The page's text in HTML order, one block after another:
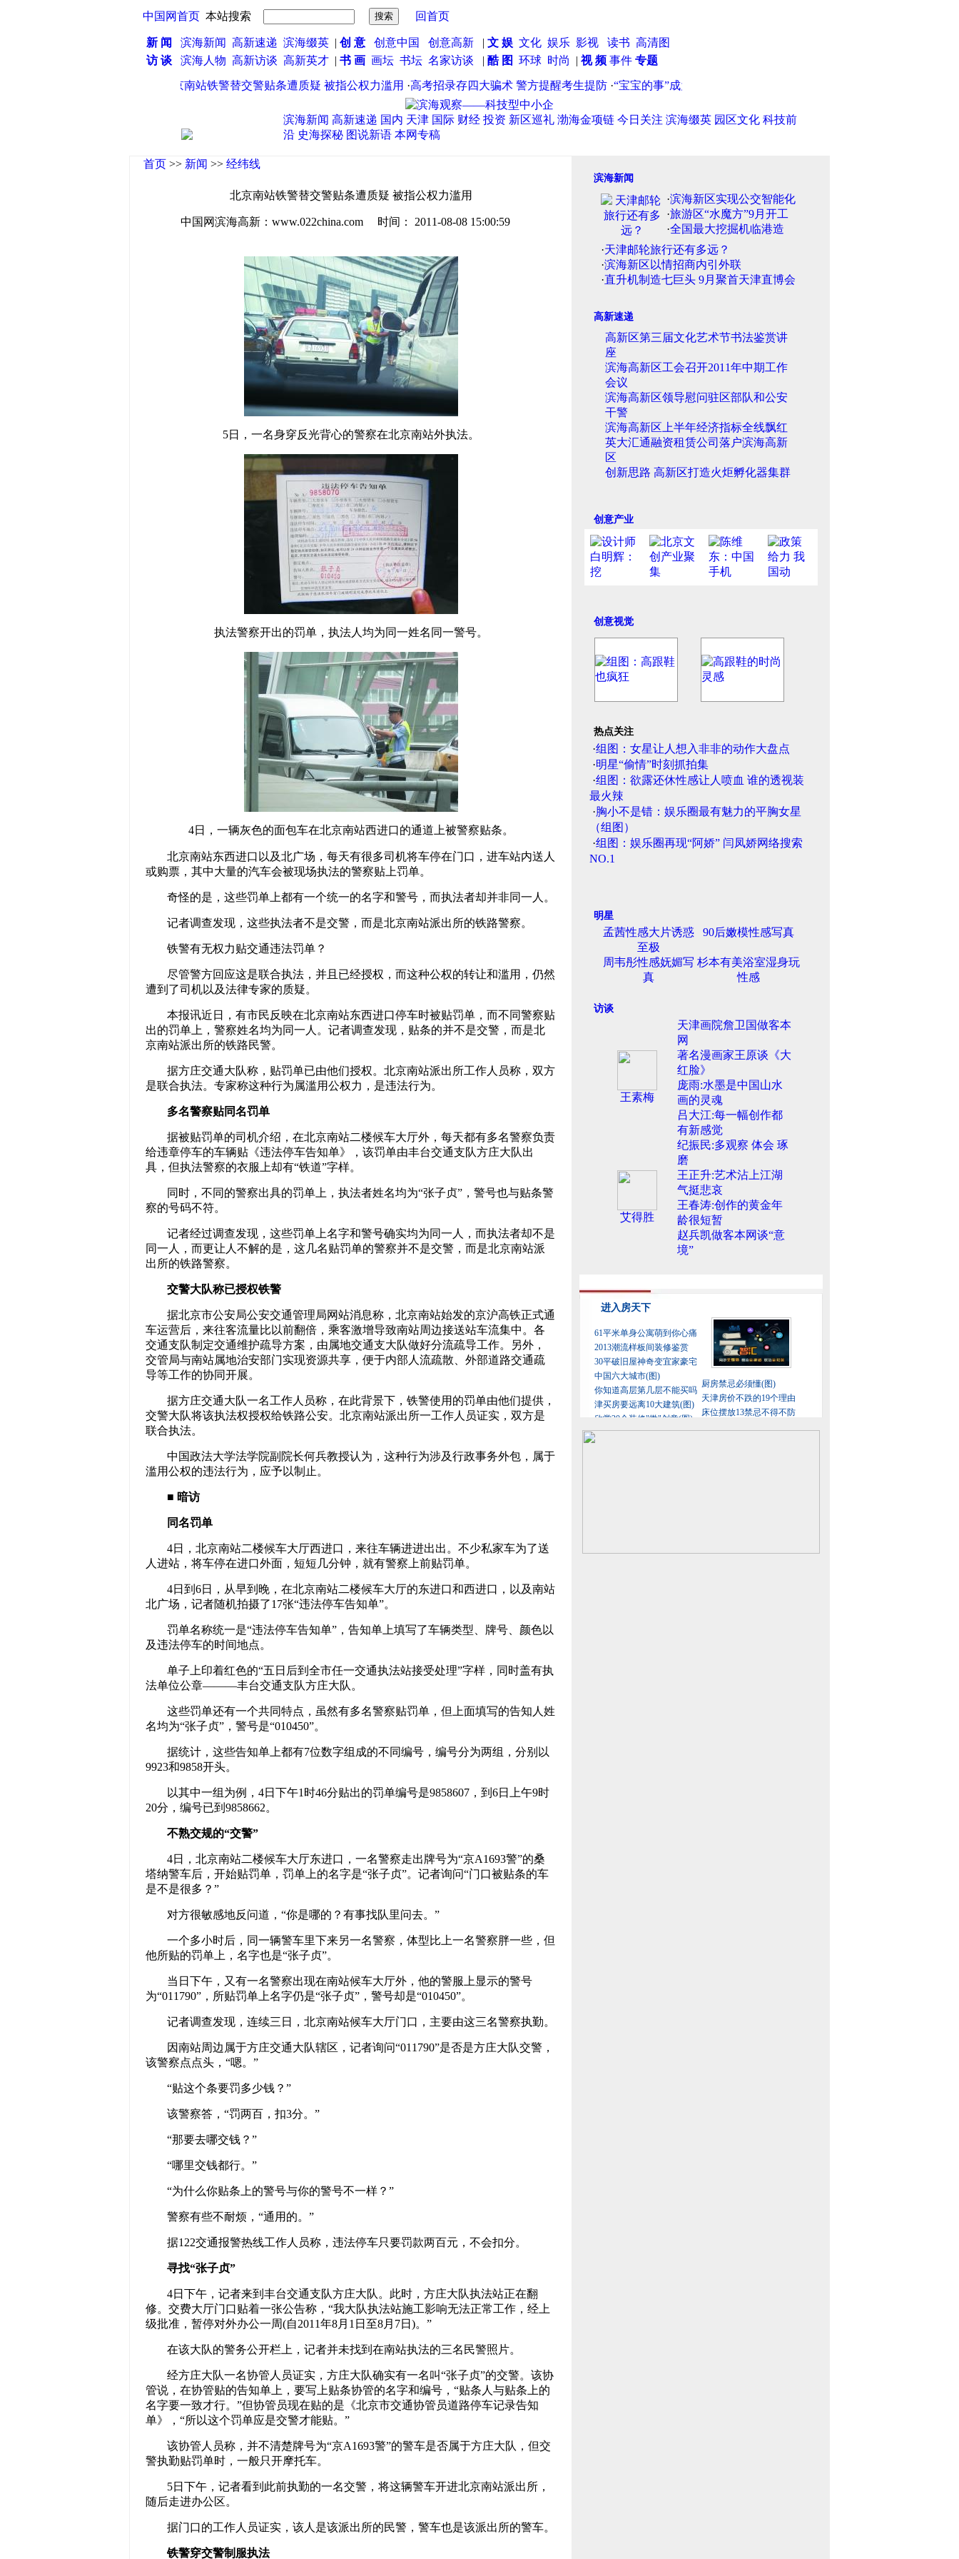
中国网首页 本站搜索 回首页
新 闻 滨海新闻 高新速递 滨海缀英| 创 意 创意中国 创意高新 | 文 娱 文化 娱乐 影视 读书 高清图
访 谈
滨海人物 高新访谈 高新英才 | 书 画 画坛 书坛 名家访谈 | 酷 图 环球 时尚 | 视 频事件 专题
北京南站铁警替交警贴条遭质疑 被指公权力滥用·高考招录存四大骗术 警方提醒考生提防·“宝宝的事”成为“国事”? 入园为何依然难?
滨海新闻 高新速递 国内 天津 国际 财经 投资 新区巡礼 渤海金项链 今日关注 滨海缀英 园区文化 科技前
沿 史海探秘 图说新语 本网专稿
首页 >> 新闻 >> 经纬线
北京南站铁警替交警贴条遭质疑 被指公权力滥用
中国网滨海高新：www.022china.com 时间： 2011-08-08 15:00:59
5日，一名身穿反光背心的警察在北京南站外执法。
执法警察开出的罚单，执法人均为同一姓名同一警号。
4日，一辆灰色的面包车在北京南站西进口的通道上被警察贴条。
北京南站东西进口以及北广场，每天有很多司机将车停在门口，进车站内送人
或购票，其中大量的汽车会被现场执法的警察贴上罚单。
奇怪的是，这些罚单上都有一个统一的名字和警号，而执法者却并非同一人。
记者调查发现，这些执法者不是交警，而是北京南站派出所的铁路警察。
铁警有无权力贴交通违法罚单？
尽管警方回应这是联合执法，并且已经授权，而这种公权的转让和滥用，仍然
遭到了司机以及法律专家的质疑。
本报讯近日，有市民反映在北京南站东西进口停车时被贴罚单，而不同警察贴
出的罚单上，警察姓名均为同一人。记者调查发现，贴条的并不是交警，而是北
京南站派出所的铁路民警。
据方庄交通大队称，贴罚单已由他们授权。北京南站派出所工作人员称，双方
是联合执法。专家称这种行为属滥用公权力，是违法行为。
多名警察贴同名罚单
据被贴罚单的司机介绍，在北京南站二楼候车大厅外，每天都有多名警察负责
给违章停车的车辆贴《违法停车告知单》，该罚单由丰台交通支队方庄大队出
具，但执法警察的衣服上却有“铁道”字样。
同时，不同的警察出具的罚单上，执法者姓名均为“张子贞”，警号也与贴条警
察的号码不符。
记者经过调查发现，这些罚单上名字和警号确实均为同一人，而执法者却不是
同一人，而更让人不解的是，这几名贴罚单的警察并不是交警，而是北京南站派
出所的铁路警察。
交警大队称已授权铁警
据北京市公安局公安交通管理局网站消息称，北京南站始发的京沪高铁正式通
车运营后，来往客流量比以前翻倍，乘客激增导致南站周边接送站车流集中。各
交通支队制定交通维护疏导方案，由属地交通支大队做好分流疏导工作。另外，
交管局与南站属地治安部门实现资源共享，便于内部人流疏散、外部道路交通疏
导等工作的协同开展。
据方庄交通大队一名工作人员称，在此背景下，铁警使用的罚单由他们提供，
交警大队将该执法权授权给铁路公安。北京南站派出所一工作人员证实，双方是
联合执法。
中国政法大学法学院副院长何兵教授认为，这种行为涉及行政事务外包，属于
滥用公权的违法行为，应予以制止。
■ 暗访
同名罚单
4日，北京南站二楼候车大厅西进口，来往车辆进进出出。不少私家车为了送
人进站，将车停在进口外面，短短几分钟，就有警察上前贴罚单。
4日到6日，从早到晚，在北京南站二楼候车大厅的东进口和西进口，以及南站
北广场，记者随机拍摄了17张“违法停车告知单”。
罚单名称统一是“违法停车告知单”，告知单上填写了车辆类型、牌号、颜色以
及违法停车的时间地点。
单子上印着红色的“五日后到全市任一交通执法站接受处理”字样，同时盖有执
法单位公章———丰台交通支队方庄大队。
这些罚单还有一个共同特点，虽然有多名警察贴罚单，但上面填写的告知人姓
名均为“张子贞”，警号是“010450”。
据统计，这些告知单上都有7位数字组成的不同编号，编号分为两组，分别以
9923和9858开头。
以其中一组为例，4日下午1时46分贴出的罚单编号是9858607，到6日上午9时
20分，编号已到9858662。
不熟交规的“交警”
4日，北京南站二楼候车大厅东进口，一名警察走出牌号为“京A1693警”的桑
塔纳警车后，开始贴罚单，罚单上的名字是“张子贞”。记者询问“门口被贴条的车
是不是很多？”
对方很敏感地反问道，“你是哪的？有事找队里问去。”
一个多小时后，同一辆警车里下来另一名警察，体型比上一名警察胖一些，但
他所贴的罚单上，名字也是“张子贞”。
当日下午，又有一名警察出现在南站候车大厅外，他的警服上显示的警号
为“011790”，所贴罚单上名字仍是“张子贞”，警号却是“010450”。
记者调查发现，连续三日，北京南站候车大厅门口，主要由这三名警察执勤。
因南站周边属于方庄交通大队辖区，记者询问“011790”是否是方庄大队交警，
该警察点点头，“嗯。”
“贴这个条要罚多少钱？”
该警察答，“罚两百，扣3分。”
“那要去哪交钱？”
“哪里交钱都行。”
“为什么你贴条上的警号与你的警号不一样？”
警察有些不耐烦，“通用的。”
据122交通报警热线工作人员称，违法停车只要罚款两百元，不会扣分。
寻找“张子贞”
4日下午，记者来到丰台交通支队方庄大队。此时，方庄大队执法站正在翻
修。交费大厅门口贴着一张公告称，“我大队执法站施工影响无法正常工作，经上
级批准，暂停对外办公一周(自2011年8月1日至8月7日)。”
在该大队的警务公开栏上，记者并未找到在南站执法的三名民警照片。
经方庄大队一名协管人员证实，方庄大队确实有一名叫“张子贞”的交警。该协
管说，在协管贴的告知单上，要写上贴条协管的名字和编号，“贴条人与贴条上的
名字要一致才行。”但协管员现在贴的是《北京市交通协管员道路停车记录告知
单》，“所以这个罚单应是交警才能贴。”
该协管人员称，并不清楚牌号为“京A1693警”的警车是否属于方庄大队，但交
警执勤贴罚单时，一般只开摩托车。
5日下午，记者看到此前执勤的一名交警，将这辆警车开进北京南站派出所，
随后走进办公区。
据门口的工作人员证实，该人是该派出所的民警，警车也是该派出所的警车。
铁警穿交警制服执法
滨海新闻
·滨海新区实现公交智能化
·旅游区“水魔方”9月开工
·全国最大挖掘机临港造
·天津邮轮旅行还有多远？
·滨海新区以情招商内引外联
·直升机制造七巨头 9月聚首天津直博会
高新速递
高新区第三届文化艺术节书法鉴赏讲
座
滨海高新区工会召开2011年中期工作
会议
滨海高新区领导慰问驻区部队和公安
干警
滨海高新区上半年经济指标全线飘红
英大汇通融资租赁公司落户滨海高新
区
创新思路 高新区打造火炬孵化器集群
创意产业
创意视觉
热点关注
·组图：女星让人想入非非的动作大盘点
·明星“偷情”时刻抓拍集
·组图：欲露还休性感让人喷血 谁的透视装
最火辣
·胸小不是错：娱乐圈最有魅力的平胸女星
（组图）
·组图：娱乐圈再现“阿娇” 闫凤娇网络搜索
NO.1
明星
孟茜性感大片诱惑
至极
90后嫩模性感写真
周韦彤性感妩媚写
真
杉本有美浴室湿身玩
性感
访谈
王素梅
天津画院詹卫国做客本
网
著名漫画家王原谈《大
红脸》
庞雨:水墨是中国山水
画的灵魂
吕大江:每一幅创作都
有新感觉
艾得胜
纪振民:多观察 体会 琢
磨
王正升:艺术沾上江湖
气挺悲哀
王春涛:创作的黄金年
龄很短暂
赵兵凯做客本网谈“意
境”